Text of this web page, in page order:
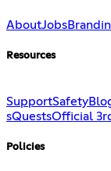
AboutJobs
Resources
SupportSafety
sQuestsOfficial
Policies